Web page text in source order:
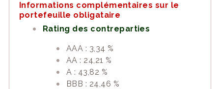
Informations complémentaires sur le
portefeuille obligataire
Rating des contreparties
AAA : 3,34 %
AA : 24,21 %
A : 43,82 %
BBB : 24,46 %